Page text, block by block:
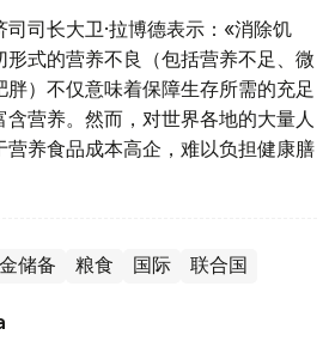
司长大卫·拉博德表示：«消除饥
式的营养不良（包括营养不足、微
）不仅意味着保障生存所需的充足
营养。然而，对世界各地的大量人
营养食品成本高企，难以负担健康膳
储备 粮食 国际 联合国